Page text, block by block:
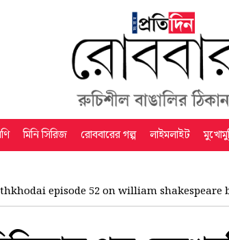
মিনি সিরিজ রোববারের গল্প লাইমলাইট
episode 52 on william shakespeare